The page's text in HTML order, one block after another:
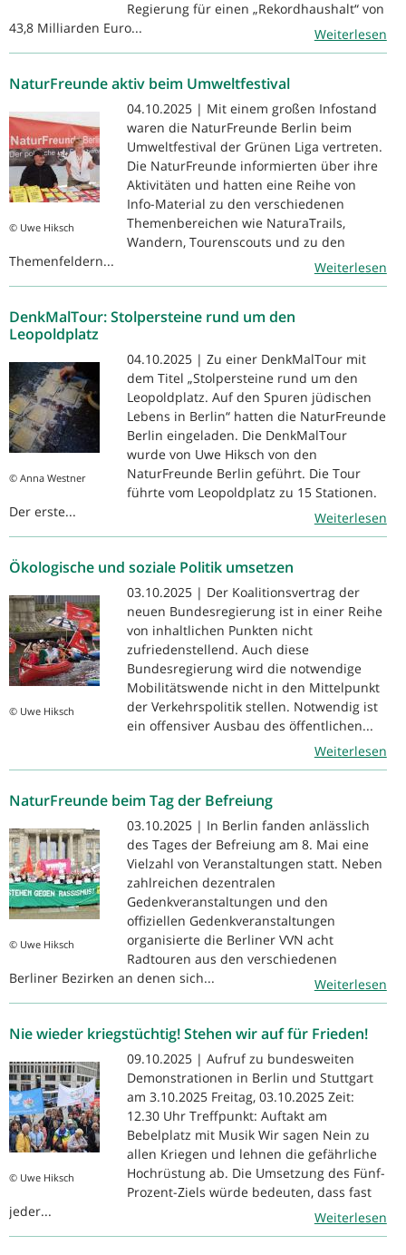
Regierung für einen „Rekordhaushalt“ von
43,8 Milliarden Euro...
Weiterlesen
NaturFreunde aktiv beim Umweltfestival
© Uwe Hiksch
04.10.2025 | Mit einem großen Infostand
waren die NaturFreunde Berlin beim
Umweltfestival der Grünen Liga vertreten.
Die NaturFreunde informierten über ihre
Aktivitäten und hatten eine Reihe von
Info-Material zu den verschiedenen
Themenbereichen wie NaturaTrails,
Wandern, Tourenscouts und zu den
Themenfeldern...
Weiterlesen
DenkMalTour: Stolpersteine rund um den
Leopoldplatz
© Anna Westner
04.10.2025 | Zu einer DenkMalTour mit
dem Titel „Stolpersteine rund um den
Leopoldplatz. Auf den Spuren jüdischen
Lebens in Berlin“ hatten die NaturFreunde
Berlin eingeladen. Die DenkMalTour
wurde von Uwe Hiksch von den
NaturFreunde Berlin geführt. Die Tour
führte vom Leopoldplatz zu 15 Stationen.
Der erste...
Weiterlesen
Ökologische und soziale Politik umsetzen
© Uwe Hiksch
03.10.2025 | Der Koalitionsvertrag der
neuen Bundesregierung ist in einer Reihe
von inhaltlichen Punkten nicht
zufriedenstellend. Auch diese
Bundesregierung wird die notwendige
Mobilitätswende nicht in den Mittelpunkt
der Verkehrspolitik stellen. Notwendig ist
ein offensiver Ausbau des öffentlichen...
Weiterlesen
NaturFreunde beim Tag der Befreiung
© Uwe Hiksch
03.10.2025 | In Berlin fanden anlässlich
des Tages der Befreiung am 8. Mai eine
Vielzahl von Veranstaltungen statt. Neben
zahlreichen dezentralen
Gedenkveranstaltungen und den
offiziellen Gedenkveranstaltungen
organisierte die Berliner VVN acht
Radtouren aus den verschiedenen
Berliner Bezirken an denen sich...
Weiterlesen
Nie wieder kriegstüchtig! Stehen wir auf für Frieden!
© Uwe Hiksch
09.10.2025 | Aufruf zu bundesweiten
Demonstrationen in Berlin und Stuttgart
am 3.10.2025 Freitag, 03.10.2025 Zeit:
12.30 Uhr Treffpunkt: Auftakt am
Bebelplatz mit Musik Wir sagen Nein zu
allen Kriegen und lehnen die gefährliche
Hochrüstung ab. Die Umsetzung des Fünf-
Prozent-Ziels würde bedeuten, dass fast
jeder...
Weiterlesen